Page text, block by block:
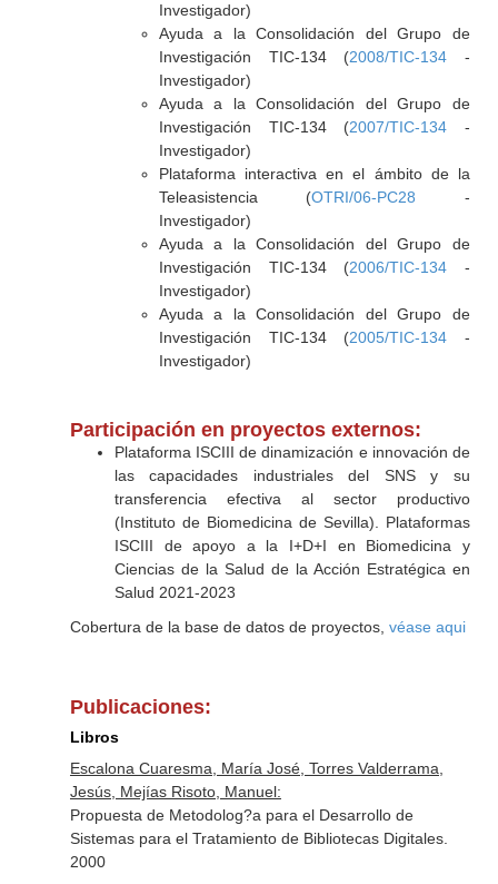
Investigador)
Ayuda a la Consolidación del Grupo de
Investigación TIC-134 (2008/TIC-134 -
Investigador)
Ayuda a la Consolidación del Grupo de
Investigación TIC-134 (2007/TIC-134 -
Investigador)
Plataforma interactiva en el ámbito de la
Teleasistencia (OTRI/06-PC28 -
Investigador)
Ayuda a la Consolidación del Grupo de
Investigación TIC-134 (2006/TIC-134 -
Investigador)
Ayuda a la Consolidación del Grupo de
Investigación TIC-134 (2005/TIC-134 -
Investigador)
Participación en proyectos externos:
Plataforma ISCIII de dinamización e innovación de
las capacidades industriales del SNS y su
transferencia efectiva al sector productivo
(Instituto de Biomedicina de Sevilla). Plataformas
ISCIII de apoyo a la I+D+I en Biomedicina y
Ciencias de la Salud de la Acción Estratégica en
Salud 2021-2023
Cobertura de la base de datos de proyectos, véase aqui
Publicaciones:
Libros
Escalona Cuaresma, María José, Torres Valderrama,
Jesús, Mejías Risoto, Manuel:
Propuesta de Metodolog?a para el Desarrollo de
Sistemas para el Tratamiento de Bibliotecas Digitales.
2000